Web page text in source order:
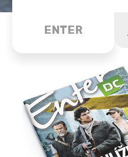
ENTER